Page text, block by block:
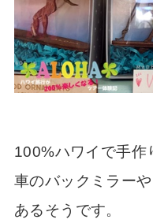
100%ハワイで手作
車のバックミラー
あるそうです。